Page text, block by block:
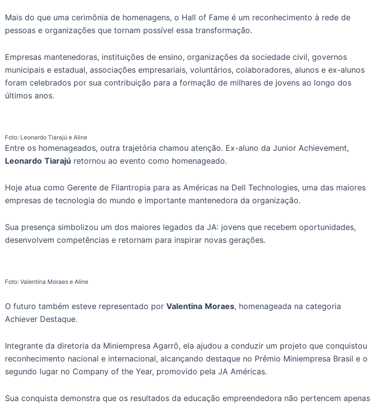
Mais do que uma cerimônia de homenagens, o Hall of Fame é um reconhecimento à rede de
pessoas e organizações que tornam possível essa transformação.
Empresas mantenedoras, instituições de ensino, organizações da sociedade civil, governos
municipais e estadual, associações empresariais, voluntários, colaboradores, alunos e ex-alunos
foram celebrados por sua contribuição para a formação de milhares de jovens ao longo dos
últimos anos.
Foto: Leonardo Tiarajú e Aline
Entre os homenageados, outra trajetória chamou atenção. Ex-aluno da Junior Achievement,
Leonardo Tiarajú retornou ao evento como homenageado.
Hoje atua como Gerente de Filantropia para as Américas na Dell Technologies, uma das maiores
empresas de tecnologia do mundo e importante mantenedora da organização.
Sua presença simbolizou um dos maiores legados da JA: jovens que recebem oportunidades,
desenvolvem competências e retornam para inspirar novas gerações.
Foto: Valentina Moraes e Aline
O futuro também esteve representado por Valentina Moraes, homenageada na categoria
Achiever Destaque.
Integrante da diretoria da Miniempresa Agarrô, ela ajudou a conduzir um projeto que conquistou
reconhecimento nacional e internacional, alcançando destaque no Prêmio Miniempresa Brasil e o
segundo lugar no Company of the Year, promovido pela JA Américas.
Sua conquista demonstra que os resultados da educação empreendedora não pertencem apenas